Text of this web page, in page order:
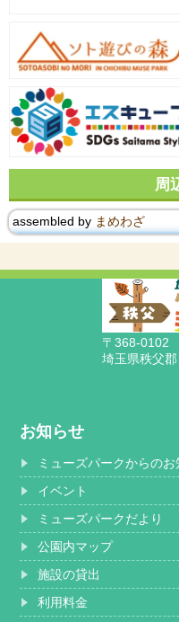
周
assembled by まめわざ
〒368-0102
埼玉県秩父
お知らせ
ミューズパークからのお
イベント
ミューズパークだより
公園内マップ
施設の貸出
利用料金